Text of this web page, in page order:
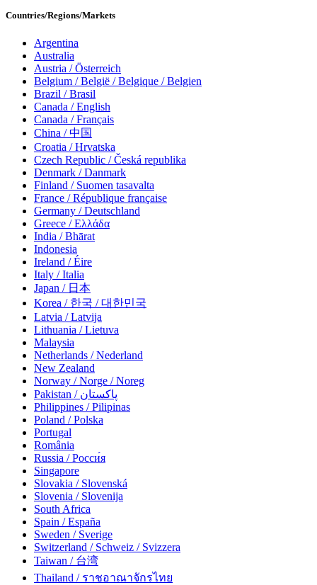
Countries/Regions/Markets
Argentina
Australia
Austria / Österreich
Belgium / België / Belgique / Belgien
Brazil / Brasil
Canada / English
Canada / Français
China / 中国
Croatia / Hrvatska
Czech Republic / Česká republika
Denmark / Danmark
Finland / Suomen tasavalta
France / République française
Germany / Deutschland
Greece / Ελλάδα
India / Bhārat
Indonesia
Ireland / Éire
Italy / Italia
Japan / 日本
Korea / 한국 / 대한민국
Latvia / Latvija
Lithuania / Lietuva
Malaysia
Netherlands / Nederland
New Zealand
Norway / Norge / Noreg
Pakistan / پاکستان
Philippines / Pilipinas
Poland / Polska
Portugal
România
Russia / Росси́я
Singapore
Slovakia / Slovenská
Slovenia / Slovenija
South Africa
Spain / España
Sweden / Sverige
Switzerland / Schweiz / Svizzera
Taiwan / 台湾
Thailand / ราชอาณาจักรไทย